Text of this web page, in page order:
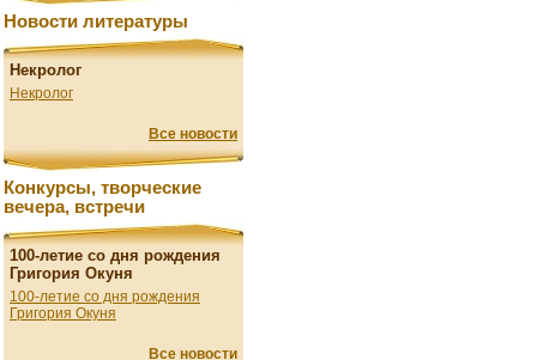
Новости литературы
Некролог
Некролог
Все новости
Конкурсы, творческие
вечера, встречи
100-летие со дня рождения
Григория Окуня
100-летие со дня рождения
Григория Окуня
Все новости